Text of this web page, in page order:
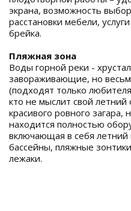
экрана, возможность
расстановки мебели,
брейка.
Пляжная зона
Воды горной реки -
завораживающие, но
(подходят только
кто не мыслит свой летний
красивого ровного загара,
находится полностью
включающая в себя летний
бассейны, пляжные
лежаки.